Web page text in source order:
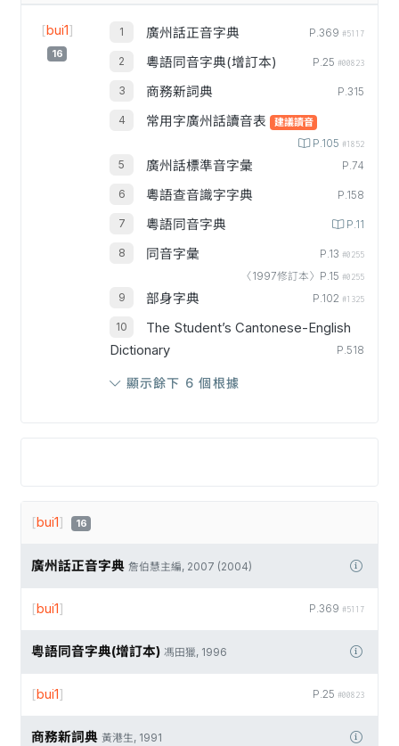
[bui1]
16
廣州話正音字典 P.369 #5117
粵語同音字典(增訂本) P.25 #00823
商務新詞典 P.315
常用字廣州話讀音表 建議讀音
P.105 #1852
廣州話標準音字彙 P.74
粵語查音識字字典 P.158
粵語同音字典 P.11
同音字彙 P.13 #0255
〈1997修訂本〉P.15 #0255
部身字典 P.102 #1325
The Student’s Cantonese-English
Dictionary
P.518
顯示餘下 6 個根據
[bui1] 16
廣州話正音字典 詹伯慧主編, 2007 (2004)
P.369 #5117
[bui1]
粵語同音字典(增訂本) 馮田獵, 1996
P.25 #00823
[bui1]
商務新詞典 黃港生, 1991